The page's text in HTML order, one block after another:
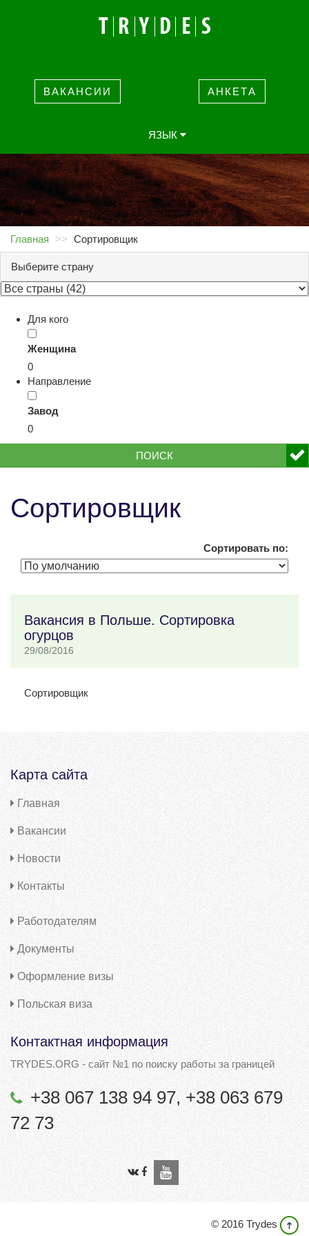
ВАКАНСИИ АНКЕТА
ЯЗЫК
Главная Сортировщик
Выберите страну
Для кого
Женщина
0
Направление
Завод
0
ПОИСК
Сортировщик
Сортировать по:
Вакансия в Польше. Сортировка
огурцов
29/08/2016
Сортировщик
Карта сайта
Главная
Вакансии
Новости
Контакты
Работодателям
Документы
Оформление визы
Польская виза
Контактная информация
TRYDES.ORG - сайт №1 по поиску работы за границей
+38 067 138 94 97, +38 063 679
72 73
© 2016 Trydes